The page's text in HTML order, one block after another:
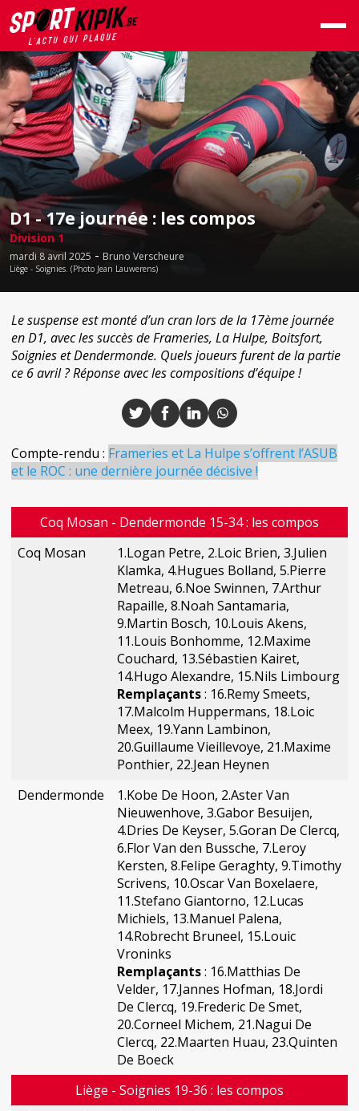
D1 - 17e journée : les compos
Division 1
mardi 8 avril 2025 - Bruno Verscheure
Liège - Soignies. (Photo Jean Lauwerens)
Le suspense est monté d’un cran lors de la 17ème journée
en D1, avec les succès de Frameries, La Hulpe, Boitsfort,
Soignies et Dendermonde. Quels joueurs furent de la partie
ce 6 avril ? Réponse avec les compositions d’équipe !
Compte-rendu : Frameries et La Hulpe s’offrent l’ASUB
et le ROC : une dernière journée décisive !
Coq Mosan - Dendermonde 15-34 : les compos
Coq Mosan
1.Logan Petre, 2.Loic Brien, 3.Julien
Klamka, 4.Hugues Bolland, 5.Pierre
Metreau, 6.Noe Swinnen, 7.Arthur
Rapaille, 8.Noah Santamaria,
9.Martin Bosch, 10.Louis Akens,
11.Louis Bonhomme, 12.Maxime
Couchard, 13.Sébastien Kairet,
14.Hugo Alexandre, 15.Nils Limbourg
Remplaçants: 16.Remy Smeets,
17.Malcolm Huppermans, 18.Loic
Meex, 19.Yann Lambinon,
20.Guillaume Vieillevoye, 21.Maxime
Ponthier, 22.Jean Heynen
Dendermonde
1.Kobe De Hoon, 2.Aster Van
Nieuwenhove, 3.Gabor Besuijen,
4.Dries De Keyser, 5.Goran De Clercq,
6.Flor Van den Bussche, 7.Leroy
Kersten, 8.Felipe Geraghty, 9.Timothy
Scrivens, 10.Oscar Van Boxelaere,
11.Stefano Giantorno, 12.Lucas
Michiels, 13.Manuel Palena,
14.Robrecht Bruneel, 15.Louic
Vroninks
Remplaçants: 16.Matthias De
Velder, 17.Jannes Hofman, 18.Jordi
De Clercq, 19.Frederic De Smet,
20.Corneel Michem, 21.Nagui De
Clercq, 22.Maarten Huau, 23.Quinten
De Boeck
Liège - Soignies 19-36 : les compos